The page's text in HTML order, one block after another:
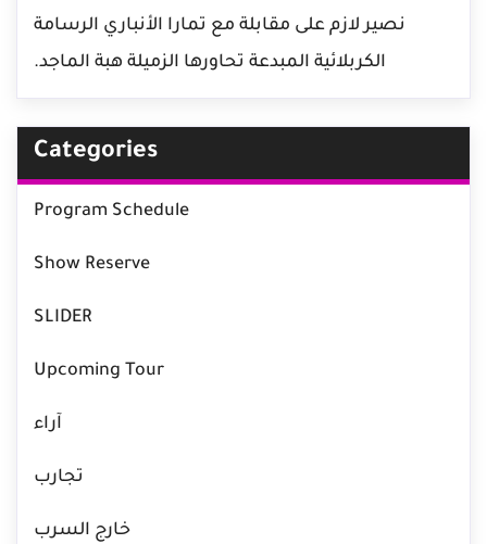
نصير لازم على مقابلة مع تمارا الأنباري الرسامة
الكربلائية المبدعة تحاورها الزميلة هبة الماجد.
Categories
Program Schedule
Show Reserve
SLIDER
Upcoming Tour
آراء
تجارب
خارج السرب